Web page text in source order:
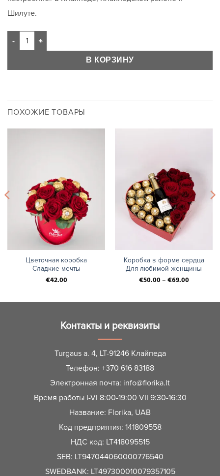
Шилуте.
В КОРЗИНУ
ПОХОЖИЕ ТОВАРЫ
Цветочная коробка
Сладкие мечты
€42.00
Коробка в форме сердца
Для любимой женщины
€50.00– €69.00
Контакты и реквизиты
Turgaus a. 4, LT-91246 Клайпеда
Телефон: +370 616 83188
Электронная почта: info@florika.lt
Время работы I-VI 8:00-19:00 VII 9:30-16:30
Название: Florika, UAB
Код предприятия: 141809558
НДС код: LT418095515
SEB: LT947044060000776540
SWEDBANK: LT497300010079357105